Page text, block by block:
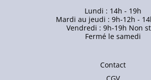
Lundi : 14h - 19h
Mardi au jeudi : 9h-12h -
Vendredi : 9h-19h Non
Fermé le samedi
Contact